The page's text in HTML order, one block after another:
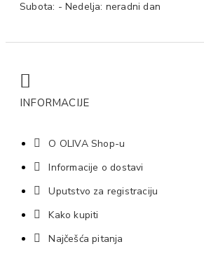
Subota: - Nedelja: neradni dan
INFORMACIJE
O OLIVA Shop-u
Informacije o dostavi
Uputstvo za registraciju
Kako kupiti
Najčešća pitanja